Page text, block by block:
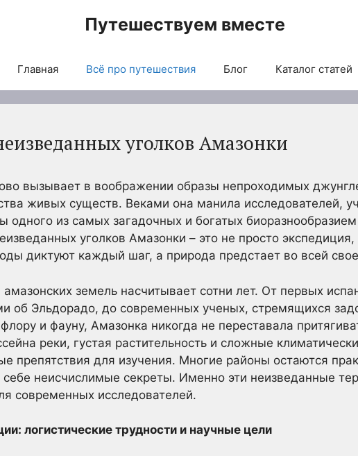
Путешествуем вместе
Главная Всё про путешествия Блог Каталог статей
уголков Амазонки
вызывает в воображении образы непроходимых
живых существ. Веками она манила исследователей,
одного из самых загадочных и богатых
уголков Амазонки – это не просто
диктуют каждый шаг, а природа предстает во всей
земель насчитывает сотни лет. От первых
об Эльдорадо, до современных ученых, стремящихся
и фауну, Амазонка никогда не переставала
реки, густая растительность и сложные
препятствия для изучения. Многие районы остаются
неисчислимые секреты. Именно эти неизведанные
современных исследователей.
логистические трудности и научные цели